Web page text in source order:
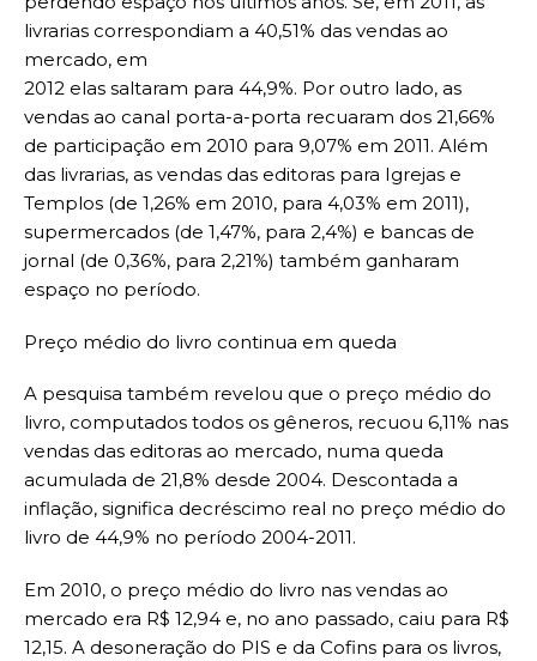
livrarias correspondiam a 40,51% das vendas ao
mercado, em
2012 elas saltaram para 44,9%. Por outro lado, as
vendas ao canal porta-a-porta recuaram dos 21,66%
de participação em 2010 para 9,07% em 2011. Além
das livrarias, as vendas das editoras para Igrejas e
Templos (de 1,26% em 2010, para 4,03% em 2011),
supermercados (de 1,47%, para 2,4%) e bancas de
jornal (de 0,36%, para 2,21%) também ganharam
espaço no período.
Preço médio do livro continua em queda
A pesquisa também revelou que o preço médio do
livro, computados todos os gêneros, recuou 6,11% nas
vendas das editoras ao mercado, numa queda
acumulada de 21,8% desde 2004. Descontada a
inflação, significa decréscimo real no preço médio do
livro de 44,9% no período 2004-2011.
Em 2010, o preço médio do livro nas vendas ao
mercado era R$ 12,94 e, no ano passado, caiu para R$
12,15. A desoneração do PIS e da Cofins para os livros,